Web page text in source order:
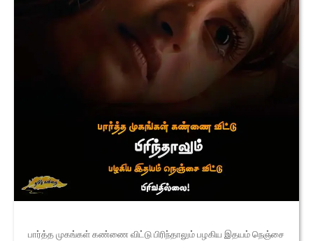
பார்த்த முகங்கள் கண்ணை விட்டு பிரிந்தாலும் பழகிய இதயம் நெஞ்சை